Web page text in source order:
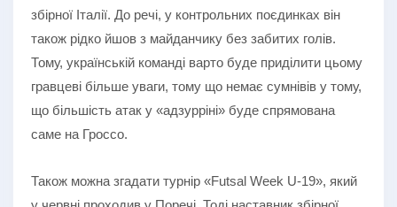
збірної Італії. До речі, у контрольних поєдинках він
також рідко йшов з майданчику без забитих голів.
Тому, українській команді варто буде приділити цьому
гравцеві більше уваги, тому що немає сумнівів у тому,
що більшість атак у «адзурріні» буде спрямована
саме на Гроссо.
Також можна згадати турнір «Futsal Week U-19», який